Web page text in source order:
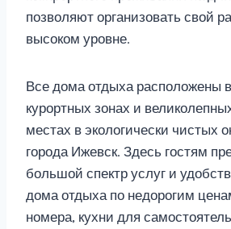
позволяют организовать свой
высоком уровне.
Все дома отдыха расположены
курортных зонах и
местах в экологически чистых
города Ижевск. Здесь гостям
большой спектр услуг и
дома отдыха по недорогим
номера, кухни для